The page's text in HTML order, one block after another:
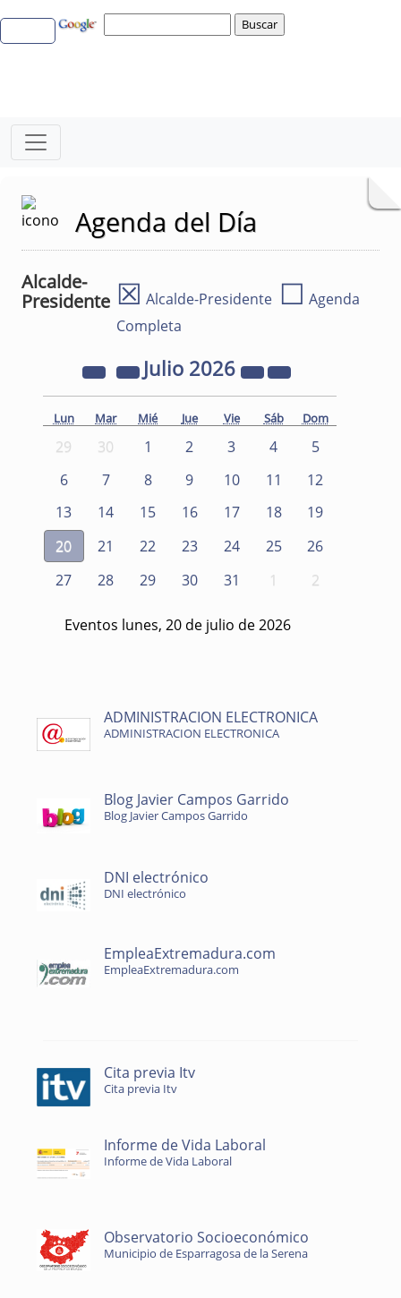
Agenda del Día
Alcalde-
Presidente ☒ Alcalde-Presidente ☐ Agenda
Completa
Julio 2026
Lun Mar Mié Jue Vie Sáb Dom
29 30 1 2 3 4
5
6
7 8 9 10 11
12
13
14 15 16 17 18
19
20
21 22 23 24 25
26
27
28 29 30 31 1 2
Eventos lunes, 20 de julio de 2026
ADMINISTRACION ELECTRONICA
ADMINISTRACION ELECTRONICA
Blog Javier Campos Garrido
Blog Javier Campos Garrido
DNI electrónico
DNI electrónico
EmpleaExtremadura.com
EmpleaExtremadura.com
Cita previa Itv
Cita previa Itv
Informe de Vida Laboral
Informe de Vida Laboral
Observatorio Socioeconómico
Municipio de Esparragosa de la Serena